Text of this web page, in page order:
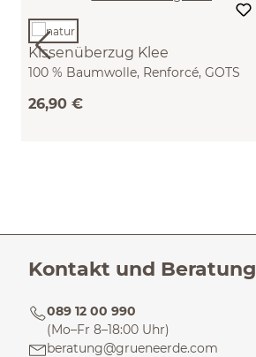
Kissenüberzug Klee
100 % Baumwolle, Renforcé, GOTS
26,90 €
Kontakt und Beratung
089 12 00 990
(Mo–Fr 8–18:00 Uhr)
beratung@grueneerde.com